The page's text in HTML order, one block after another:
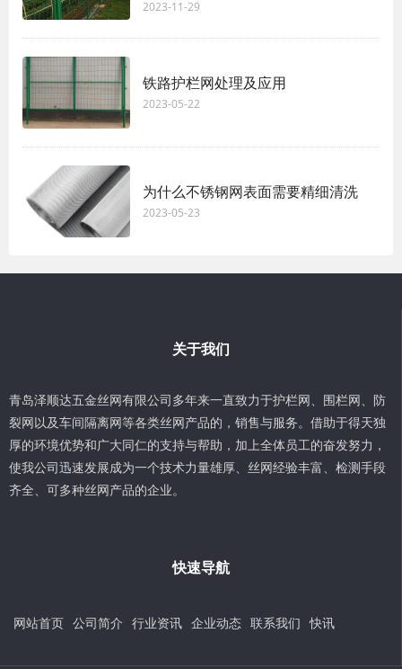
2023-11-29
铁路护栏网处理及应用
2023-05-22
为什么不锈钢网表面需要精细清洗
2023-05-23
关于我们
青岛泽顺达五金丝网有限公司多年来一直致力于护栏网、围栏网、防
裂网以及车间隔离网等各类丝网产品的，销售与服务。借助于得天独
厚的环境优势和广大同仁的支持与帮助，加上全体员工的奋发努力，
使我公司迅速发展成为一个技术力量雄厚、丝网经验丰富、检测手段
齐全、可多种丝网产品的企业。
快速导航
网站首页 公司简介 行业资讯 企业动态 联系我们 快讯